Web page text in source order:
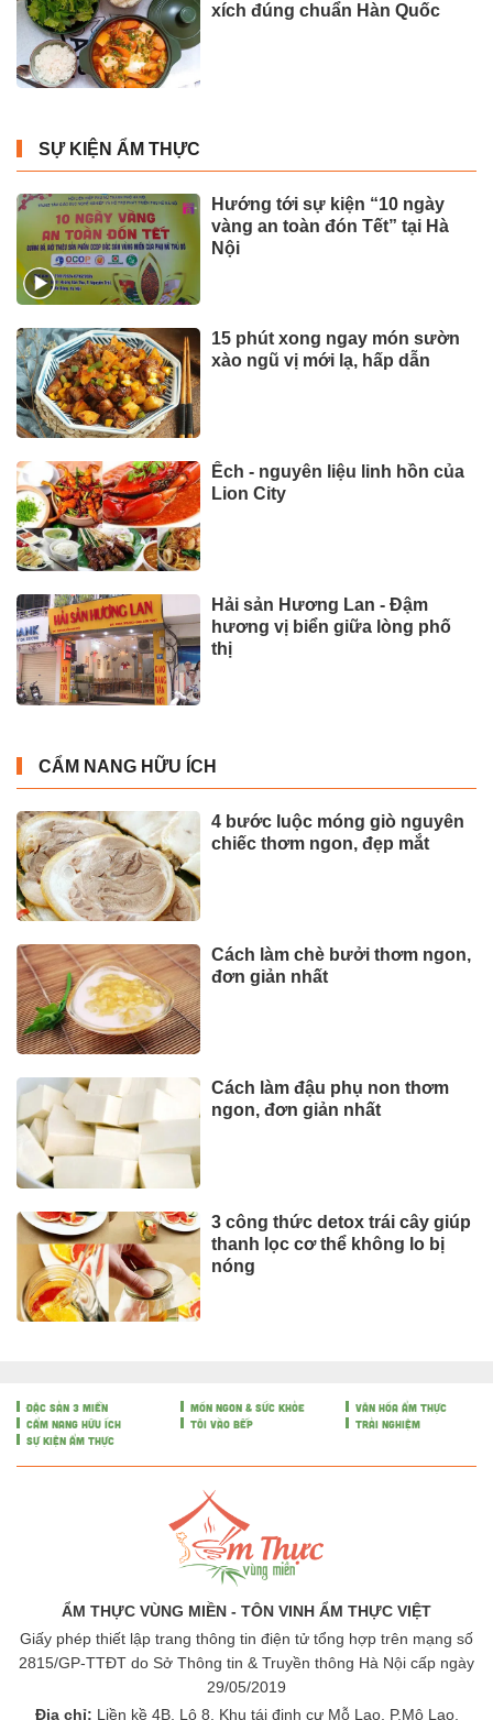
xích đúng chuẩn Hàn Quốc
SỰ KIỆN ẨM THỰC
Hướng tới sự kiện “10 ngày
vàng an toàn đón Tết” tại Hà
Nội
15 phút xong ngay món sườn
xào ngũ vị mới lạ, hấp dẫn
Ếch - nguyên liệu linh hồn của
Lion City
Hải sản Hương Lan - Đậm
hương vị biển giữa lòng phố
thị
CẨM NANG HỮU ÍCH
4 bước luộc móng giò nguyên
chiếc thơm ngon, đẹp mắt
Cách làm chè bưởi thơm ngon,
đơn giản nhất
Cách làm đậu phụ non thơm
ngon, đơn giản nhất
3 công thức detox trái cây giúp
thanh lọc cơ thể không lo bị
nóng
ĐẶC SẢN 3 MIỀN MÓN NGON & SỨC KHỎE
VĂN HÓA ẨM THỰC
CẨM NANG HỮU ÍCH
TÔI VÀO BẾP
TRẢI NGHIỆM
SỰ KIỆN ẨM THỰC
ẨM THỰC VÙNG MIỀN - TÔN VINH ẨM THỰC VIỆT
Giấy phép thiết lập trang thông tin điện tử tổng hợp trên mạng số
2815/GP-TTĐT do Sở Thông tin & Truyền thông Hà Nội cấp ngày
29/05/2019
Địa chỉ: Liền kề 4B, Lô 8, Khu tái định cư Mỗ Lao, P.Mộ Lao,